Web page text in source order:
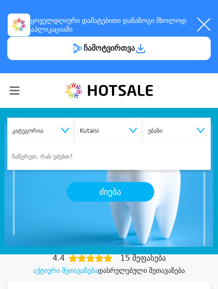
ყოველდღიური დამატებითი დანაზოგი მხოლოდ
აპლიკაციაში
ჩამოტვირთვა
კატეგორია Kutaisi უბანი
ძიება
სასურველი მომსახურება
დიდი დანაზოგით
აქტიური შეთავაზებადასრულებული შეთავაზება
4.4 15 შეფასება